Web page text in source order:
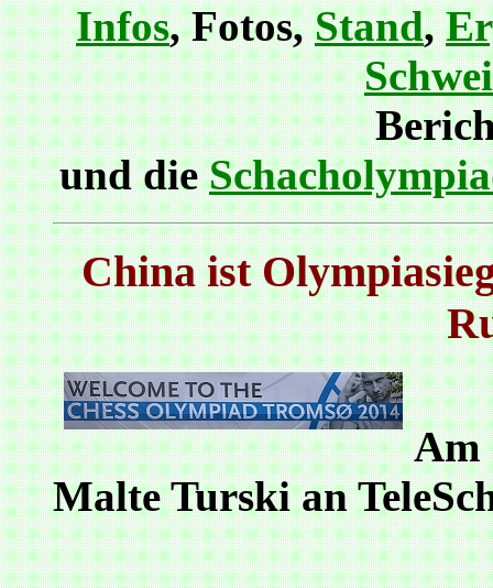
Infos, Fotos,Stand,
und die
China ist
Am
Malte Turski an